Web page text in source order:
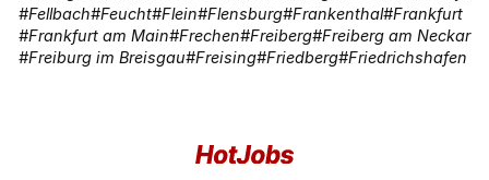
Fellbach Feucht Flein Flensburg Frankenthal Frankfurt
Frankfurt am Main Frechen Freiberg Freiberg am Neckar
Freiburg im Breisgau Freising Friedberg Friedrichshafen